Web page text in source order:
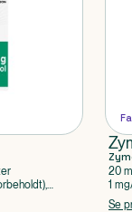
20
1
Se